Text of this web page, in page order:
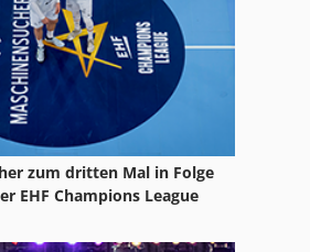
Drehmaschine
zum dritten Mal in Folge
EHF Champions League